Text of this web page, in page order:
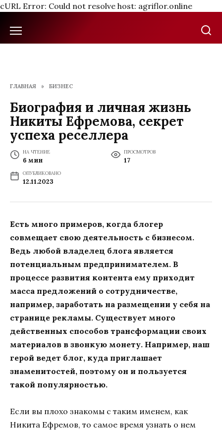
cURL Error: Could not resolve host: agriflor.online
содержанию
ГЛАВНАЯ » БИЗНЕС
Биография и личная жизнь
Никиты Ефремова, секрет
успеха реселлера
НА ЧТЕНИЕ
6 мин
ПРОСМОТРОВ
17
ОПУБЛИКОВАНО
12.11.2023
Есть много примеров, когда блогер
совмещает свою деятельность с бизнесом.
Ведь любой владелец блога является
потенциальным предпринимателем. В
процессе развития контента ему приходит
масса предложений о сотрудничестве,
например, заработать на размещении у себя на
странице рекламы. Существует много
действенных способов трансформации своих
материалов в звонкую монету. Например, наш
герой ведет блог, куда приглашает
знаменитостей, поэтому он и пользуется
такой популярностью.
Если вы плохо знакомы с таким именем, как
Никита Ефремов, то самое время узнать о нем